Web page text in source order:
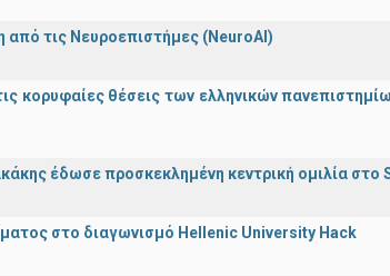
από τις Νευροεπιστήμες (NeuroAI)
κορυφαίες θέσεις των ελληνικών
έδωσε προσκεκλημένη κεντρική ομιλία στο
στο διαγωνισμό Hellenic University Hack